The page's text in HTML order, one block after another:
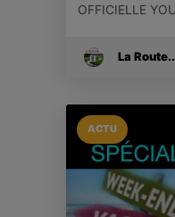
OFFICIELLE
La
ACTU